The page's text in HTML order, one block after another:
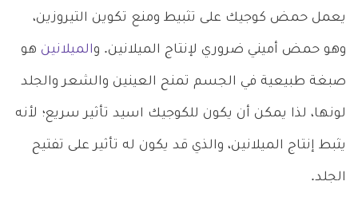
يعمل حمض كوجيك على تثبيط ومنع تكوين التيروزين،
وهو حمض أميني ضروري لإنتاج الميلانين. والميلانين هو
صبغة طبيعية في الجسم تمنح العينين والشعر والجلد
لونها، لذا يمكن أن يكون للكوجيك اسيد تأثير سريع؛ لأنه
يثبط إنتاج الميلانين، والذي قد يكون له تأثير على تفتيح
الجلد.